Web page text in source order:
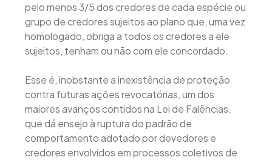
pelo menos 3/5 dos credores de cada espécie ou
grupo de credores sujeitos ao plano que, uma vez
homologado, obriga a todos os credores a ele
sujeitos, tenham ou não com ele concordado.
Esse é, inobstante a inexistência de proteção
contra futuras ações revocatórias, um dos
maiores avanços contidos na Lei de Falências,
que dá ensejo à ruptura do padrão de
comportamento adotado por devedores e
credores envolvidos em processos coletivos de